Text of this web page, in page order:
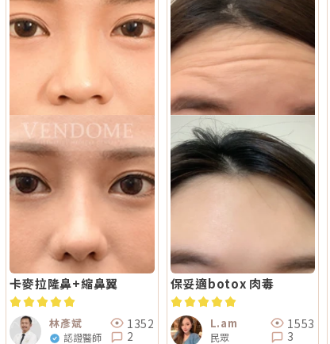
卡麥拉隆鼻+縮鼻翼
林彥斌
認證醫師
1352
2
保妥適botox 肉毒
L.am
民眾
1553
3